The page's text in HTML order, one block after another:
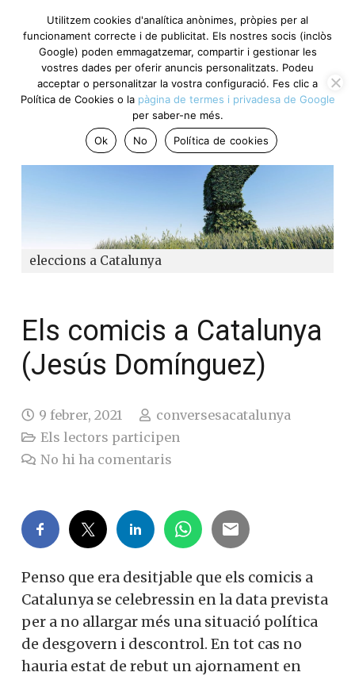
eleccions a Catalunya
Els comicis a Catalunya
(Jesús Domínguez)
9 febrer, 2021
conversesacatalunya
Els lectors participen
No hi ha comentaris
Penso que era desitjable que els comicis a
Catalunya se celebressin en la data prevista
per a no allargar més una situació política
de desgovern i descontrol. En tot cas no
hauria estat de rebut un ajornament en
Utilitzem cookies d'analítica anònimes, pròpies per al
funcionament correcte i de publicitat. Els nostres socis (inclòs
Google) poden emmagatzemar, compartir i gestionar les
vostres dades per oferir anuncis personalitzats. Podeu
acceptar o personalitzar la vostra configuració. Fes clic a
Política de Cookies o la pàgina de termes i privadesa de Google
per saber-ne més.
Ok
No Política de cookies